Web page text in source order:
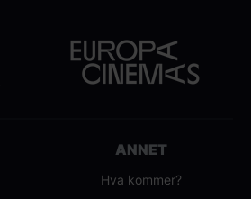
ANNET
Hva kommer?